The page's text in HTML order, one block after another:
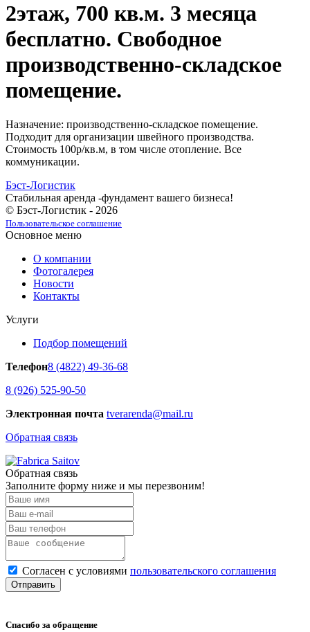
2этаж, 700 кв.м. 3 месяца
бесплатно. Свободное
производственно-складское
помещение.
Назначение: производственно-складское помещение.
Подходит для организации швейного производства.
Стоимость 100р/кв.м, в том числе отопление. Все
коммуникации.
Бэст-Логистик
Стабильная аренда -фундамент вашего бизнеса!
© Бэст-Логистик - 2026
Пользовательское соглашение
Основное меню
О компании
Фотогалерея
Новости
Контакты
Услуги
Подбор помещений
Телефон8 (4822) 49-36-68
8 (926) 525-90-50
Электронная почта tverarenda@mail.ru
Обратная связь
Обратная связь
Заполните форму ниже и мы перезвоним!
Согласен с условиями пользовательского соглашения
Спасибо за обращение